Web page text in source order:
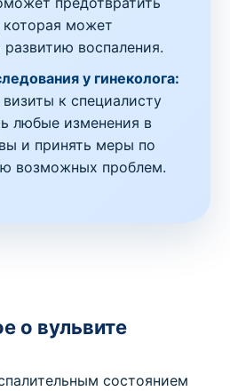
которая может
развитию воспаления.
у гинеколога:
к специалисту
любые изменения в
и принять меры по
возможных проблем.
о вульвите
состоянием